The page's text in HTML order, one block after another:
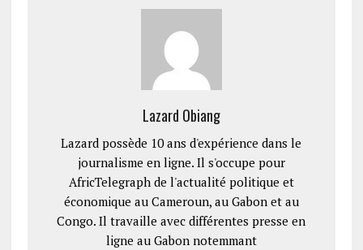
Lazard Obiang
Lazard possède 10 ans d'expérience dans le
journalisme en ligne. Il s'occupe pour
AfricTelegraph de l'actualité politique et
économique au Cameroun, au Gabon et au
Congo. Il travaille avec différentes presse en
ligne au Gabon notemmant